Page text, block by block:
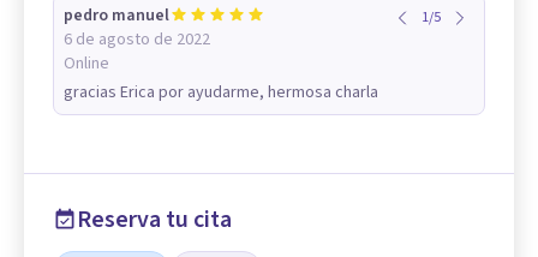
pedro manuel
6 de agosto de 2022
Online
1/5
gracias Erica por ayudarme, hermosa charla
Reserva tu cita